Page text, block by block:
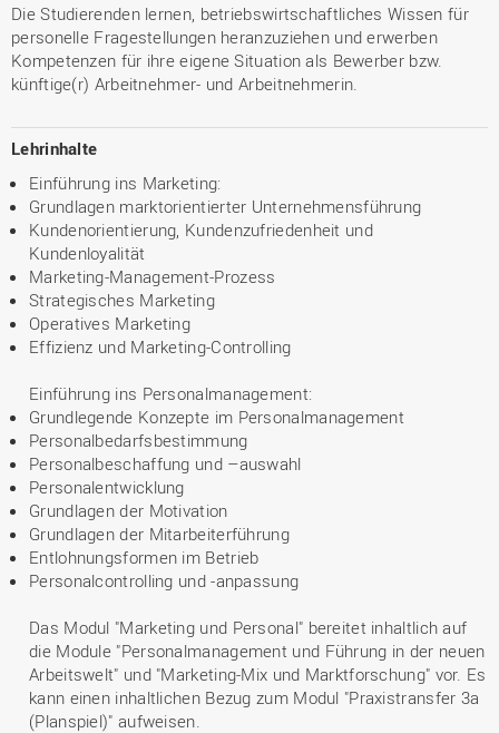
Die Studierenden lernen, betriebswirtschaftliches Wissen für
personelle Fragestellungen heranzuziehen und erwerben
Kompetenzen für ihre eigene Situation als Bewerber bzw.
künftige(r) Arbeitnehmer- und Arbeitnehmerin.
Lehrinhalte
Einführung ins Marketing:
Grundlagen marktorientierter Unternehmensführung
Kundenorientierung, Kundenzufriedenheit und
Kundenloyalität
Marketing-Management-Prozess
Strategisches Marketing
Operatives Marketing
Effizienz und Marketing-Controlling
Einführung ins Personalmanagement:
Grundlegende Konzepte im Personalmanagement
Personalbedarfsbestimmung
Personalbeschaffung und –auswahl
Personalentwicklung
Grundlagen der Motivation
Grundlagen der Mitarbeiterführung
Entlohnungsformen im Betrieb
Personalcontrolling und -anpassung
Das Modul "Marketing und Personal" bereitet inhaltlich auf
die Module "Personalmanagement und Führung in der neuen
Arbeitswelt" und "Marketing-Mix und Marktforschung" vor. Es
kann einen inhaltlichen Bezug zum Modul "Praxistransfer 3a
(Planspiel)" aufweisen.